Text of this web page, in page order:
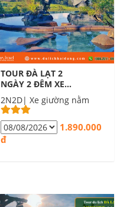
TOUR ĐÀ LẠT 2
NGÀY 2 ĐÊM XE
GIƯỜNG NẰM
2N2D| Xe giường nằm
1.890.000
đ